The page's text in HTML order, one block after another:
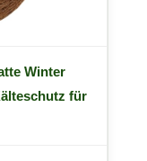
Winter
für